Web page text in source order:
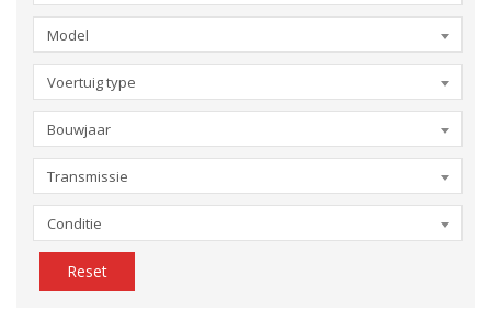
Model
Voertuig type
Bouwjaar
Transmissie
Conditie
Reset